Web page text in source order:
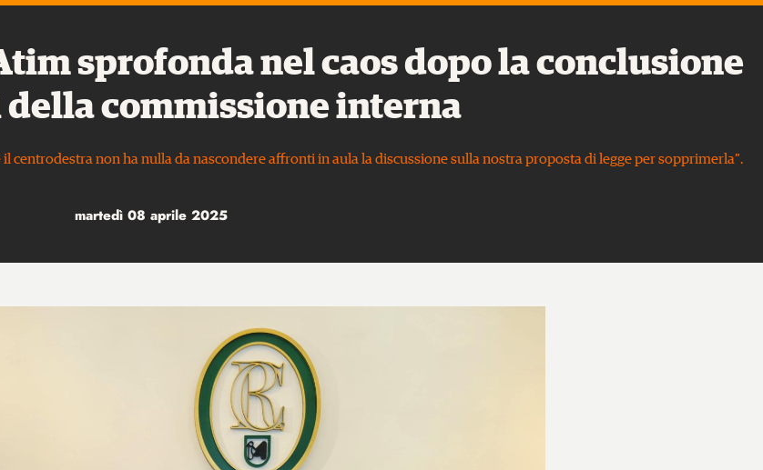
sprofonda nel caos dopo la conclusione
commissione interna
il centrodestra non ha nulla da nascondere affronti in aula la discussione sulla nostra proposta di legge per sopprimerla”.
martedì 08 aprile 2025